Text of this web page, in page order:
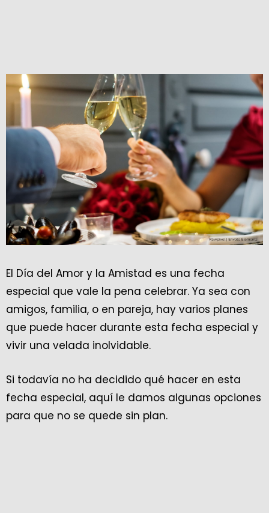
El Día del Amor y la Amistad es una fecha
especial que vale la pena celebrar. Ya sea con
amigos, familia, o en pareja, hay varios planes
que puede hacer durante esta fecha especial y
vivir una velada inolvidable.
Si todavía no ha decidido qué hacer en esta
fecha especial, aquí le damos algunas opciones
para que no se quede sin plan.